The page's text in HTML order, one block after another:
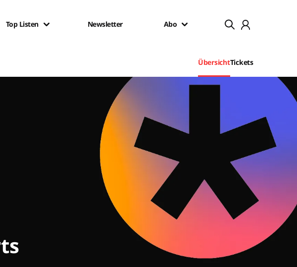
Top Listen Newsletter Abo
ÜbersichtTickets